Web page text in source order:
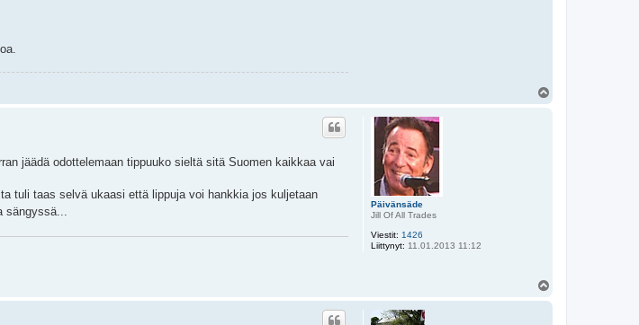
Päivänsäde
Jill Of All Trades
Viestit: 1426
Liittynyt: 11.01.2013 11:12
jäädä odottelemaan tippuuko sieltä sitä Suomen kaikkaa vai
tuli taas selvä ukaasi että lippuja voi hankkia jos kuljetaan
sängyssä...